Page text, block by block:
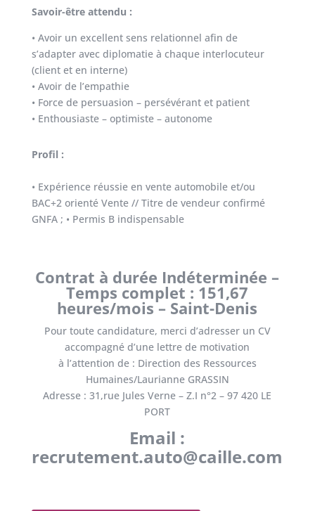
Savoir-être attendu :
• Avoir un excellent sens relationnel afin de
s’adapter avec diplomatie à chaque interlocuteur
(client et en interne)
• Avoir de l’empathie
• Force de persuasion – persévérant et patient
• Enthousiaste – optimiste – autonome
Profil :
• Expérience réussie en vente automobile et/ou
BAC+2 orienté Vente // Titre de vendeur confirmé
GNFA ; • Permis B indispensable
Contrat à durée Indéterminée –
Temps complet : 151,67
heures/mois – Saint-Denis
Pour toute candidature, merci d’adresser un CV
accompagné d’une lettre de motivation
à l’attention de : Direction des Ressources
Humaines/Laurianne GRASSIN
Adresse : 31,rue Jules Verne – Z.I n°2 – 97 420 LE
PORT
Email :
recrutement.auto@caille.com